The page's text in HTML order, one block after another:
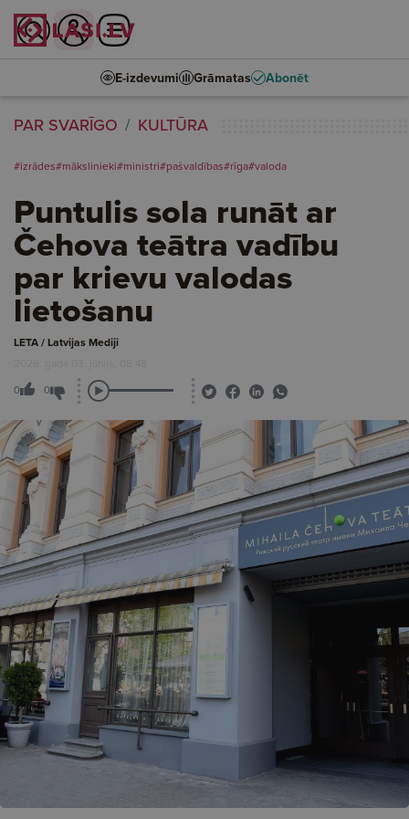
E-izdevumi Grāmatas Abonēt
PAR SVARĪGO KULTŪRA
#izrādes#mākslinieki#ministri#pašvaldības#rīga#valoda
Puntulis sola runāt ar
Čehova teātra vadību
par krievu valodas
lietošanu
LETA / Latvijas Mediji
2026. gada 03. jūnijs, 08:48
0 0